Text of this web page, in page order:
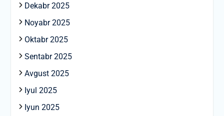
Dekabr 2025
Noyabr 2025
Oktabr 2025
Sentabr 2025
Avgust 2025
Iyul 2025
Iyun 2025